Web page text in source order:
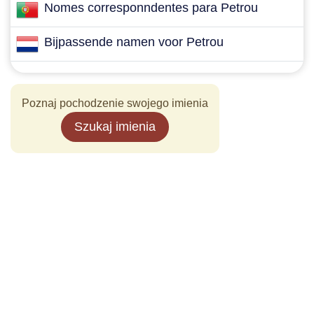
Nomes corresponndentes para Petrou
Bijpassende namen voor Petrou
Poznaj pochodzenie swojego imienia
Szukaj imienia